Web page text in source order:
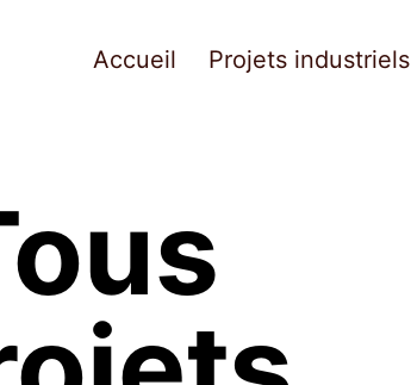
Accueil Projets industriels